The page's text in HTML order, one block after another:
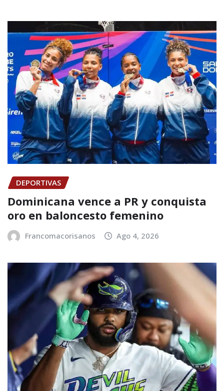
DEPORTIVAS
Dominicana vence a PR y conquista
oro en baloncesto femenino
Francomacorisanos Ago 4, 2026